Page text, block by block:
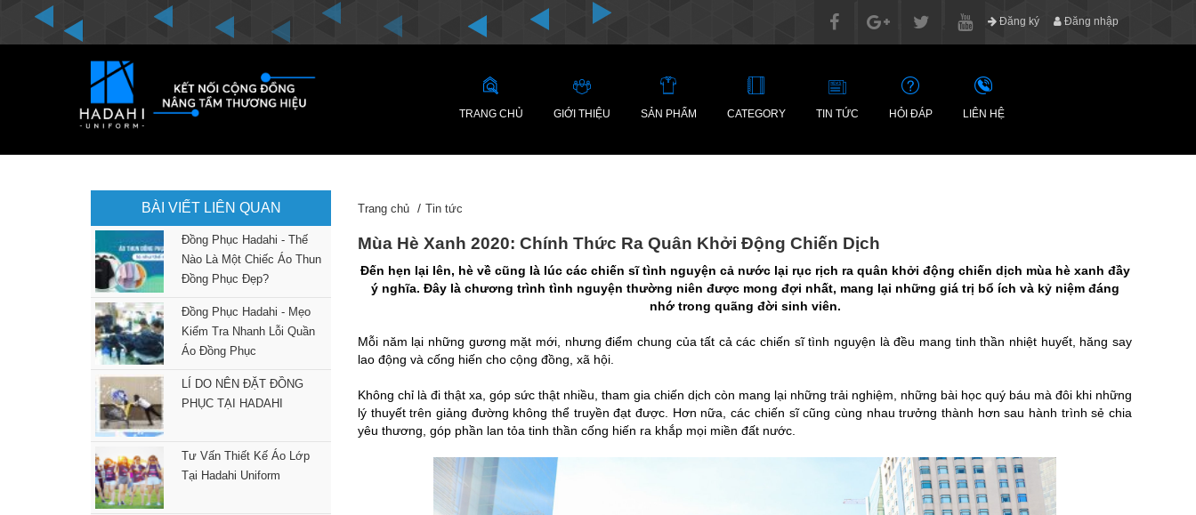
Đăng ký Đăng nhập
TRANG CHỦ GIỚI THIỆU SẢN PHẨM CATEGORY TIN TỨC HỎI ĐÁP LIÊN HỆ
BÀI VIẾT LIÊN QUAN
Đồng Phục Hadahi - Thế
Nào Là Một Chiếc Áo Thun
Đồng Phục Đẹp?
Đồng Phục Hadahi - Mẹo
Kiểm Tra Nhanh Lỗi Quần
Áo Đồng Phục
LÍ DO NÊN ĐẶT ĐỒNG
PHỤC TẠI HADAHI
Tư Vấn Thiết Kế Áo Lớp
Tại Hadahi Uniform
Trang chủ Tin tức
Mùa Hè Xanh 2020: Chính Thức Ra Quân Khởi Động Chiến Dịch
Đến hẹn lại lên, hè về cũng là lúc các chiến sĩ tình nguyện cả nước lại rục rịch ra quân khởi động chiến dịch mùa hè xanh đầy
ý nghĩa. Đây là chương trình tình nguyện thường niên được mong đợi nhất, mang lại những giá trị bổ ích và kỷ niệm đáng
nhớ trong quãng đời sinh viên.
Mỗi năm lại những gương mặt mới, nhưng điểm chung của tất cả các chiến sĩ tình nguyện là đều mang tinh thần nhiệt huyết, hăng say
lao động và cống hiến cho cộng đồng, xã hội.
Không chỉ là đi thật xa, góp sức thật nhiều, tham gia chiến dịch còn mang lại những trải nghiệm, những bài học quý báu mà đôi khi những
lý thuyết trên giảng đường không thể truyền đạt được. Hơn nữa, các chiến sĩ cũng cùng nhau trưởng thành hơn sau hành trình sẻ chia
yêu thương, góp phần lan tỏa tinh thần cống hiến ra khắp mọi miền đất nước.